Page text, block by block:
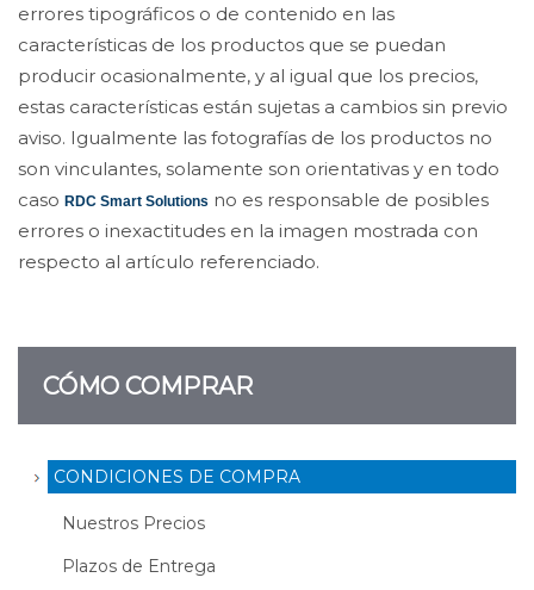
errores tipográficos o de contenido en las
características de los productos que se puedan
producir ocasionalmente, y al igual que los precios,
estas características están sujetas a cambios sin previo
aviso. Igualmente las fotografías de los productos no
son vinculantes, solamente son orientativas y en todo
caso RDC Smart Solutions no es responsable de posibles
errores o inexactitudes en la imagen mostrada con
respecto al artículo referenciado.
CÓMO COMPRAR
CONDICIONES DE COMPRA
Nuestros Precios
Plazos de Entrega